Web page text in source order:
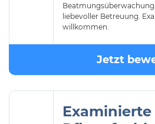
liebevoller Betreuung.
willkommen.
Jetzt
Examinierte